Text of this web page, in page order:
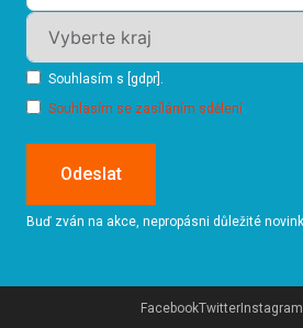
Souhlasím s [gdpr].
Souhlasím se zasíláním sdělení
Odeslat
Buď zván na akce, nepropásni důležité
FacebookTwitterInstagram